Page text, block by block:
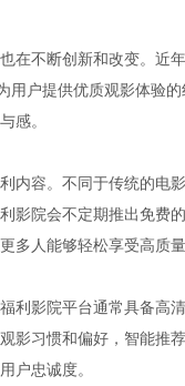
在不断创新和改变。近
用户提供优质观影体验
感。
内容。不同于传统的电
影院会不定期推出免费
多人能够轻松享受高质
利影院平台通常具备高
影习惯和偏好，智能推
户忠诚度。